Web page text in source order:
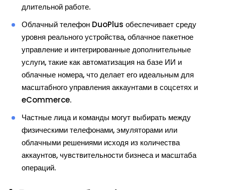
длительной работе.
Облачный телефон DuoPlus обеспечивает среду
уровня реального устройства, облачное пакетное
управление и интегрированные дополнительные
услуги, такие как автоматизация на базе ИИ и
облачные номера, что делает его идеальным для
масштабного управления аккаунтами в соцсетях и
eCommerce.
Частные лица и команды могут выбирать между
физическими телефонами, эмуляторами или
облачными решениями исходя из количества
аккаунтов, чувствительности бизнеса и масштаба
операций.